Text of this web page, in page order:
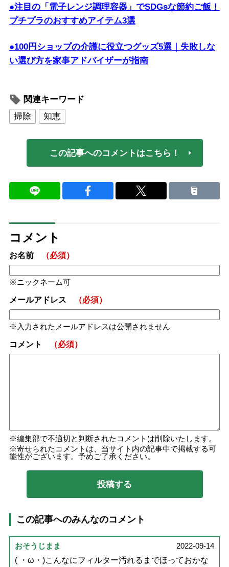
●注目の「電子レンジ調理容器」でSDGsな節約ご飯！
プチプラのおすすめアイテム3選
●100円ショップの介護に役立つグッズ5選｜失敗しな
い選び方を家事アドバイザーが指南
関連キーワード
掃除
知恵
この記事へのコメントはこちら！
コメント
お名前 （必須）
ニックネーム可
メールアドレス （必須）
入力されたメールアドレスは公開されません
コメント （必須）
編集部で不適切と判断されたコメントは削除いたします。
寄せられたコメントは、当サイト内の記事中で掲載する可
能性がございます。予めご了承ください。
この記事へのみんなのコメント
おそうじまま
2022-09-14
( ・ω・)こんなにフィルター汚れるまでほっておかな